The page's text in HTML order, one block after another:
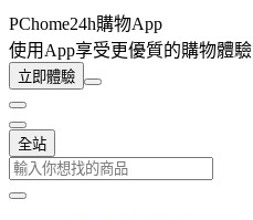
PChome24h購物App
使用App享受更優質的購物體驗
立即體驗
全站